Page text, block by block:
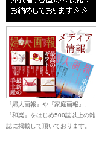
『婦人画報』や『家庭画報』、
『和楽』をはじめ500誌以上の雑
誌に掲載して頂いております。